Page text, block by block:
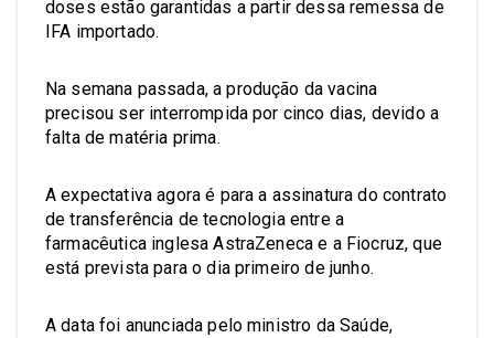
doses estão garantidas a partir dessa remessa de
IFA importado.
Na semana passada, a produção da vacina
precisou ser interrompida por cinco dias, devido a
falta de matéria prima.
A expectativa agora é para a assinatura do contrato
de transferência de tecnologia entre a
farmacêutica inglesa AstraZeneca e a Fiocruz, que
está prevista para o dia primeiro de junho.
A data foi anunciada pelo ministro da Saúde,